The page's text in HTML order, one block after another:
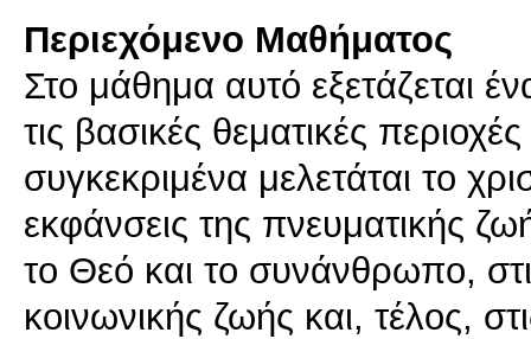
Περιεχόμενο Μαθήματος
Στο μάθημα αυτό εξετάζεται
τις βασικές θεματικές
συγκεκριμένα μελετάται το
εκφάνσεις της πνευματικής
το Θεό και το συνάνθρωπο,
κοινωνικής ζωής και, τέλος,